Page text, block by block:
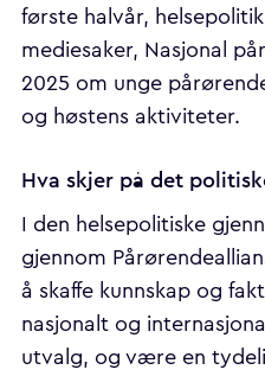
første halvår,
mediesaker, Nasjonal
2025 om unge
og høstens aktiviteter.
Hva skjer på det
I den helsepolitiske
gjennom
å skaffe kunnskap og
nasjonalt og
utvalg, og være en